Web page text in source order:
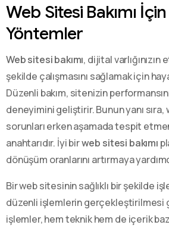
Web Sitesi Bakımı
Yöntemler
Web sitesi bakımı, dijital
şekilde çalışmasını sağlamak için
Düzenli bakım, sitenizin
deneyimini geliştirir. Bunun yanı
sorunları erken aşamada tespit
anahtarıdır. İyi birweb sitesi bakımı
dönüşüm oranlarını artırmaya
Bir web sitesinin sağlıklı bir şekilde
düzenli işlemlerin gerçekleştirilmesi
işlemler, hem teknik hem de içerik